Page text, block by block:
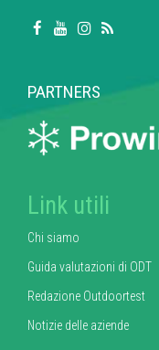
PARTNERS
Link utili
Chi siamo
Guida valutazioni di ODT
Redazione Outdoortest
Notizie delle aziende